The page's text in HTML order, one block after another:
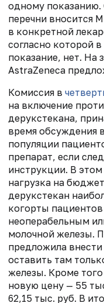
одному показанию.
перечни вносится
в конкретной
согласно которой
показание, нет. На
AstraZeneca
Комиссия в
на включение
дерукстекана,
время обсуждения
популяции
препарат, если
инструкции. В
нагрузка на
дерукстекан
когорты
неоперабельным
молочной железы.
предложила
оставить там
железы. Кроме
новую цену — 55
62,15 тыс. руб. В